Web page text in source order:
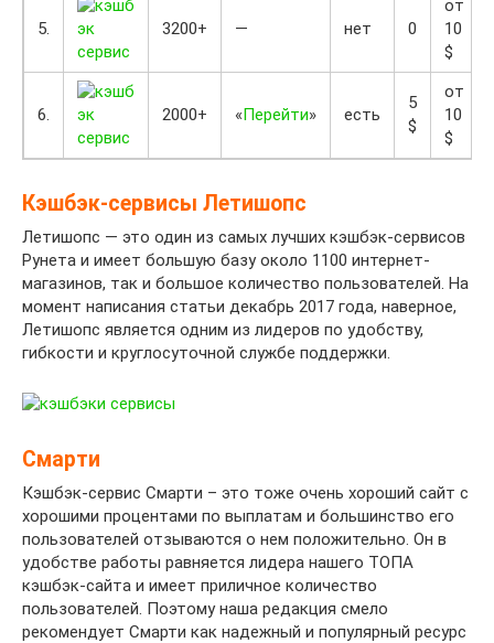
5. 3200+ — нет 0
от
10
$
6. 2000+ «Перейти» есть
5
$
от
10
$
Кэшбэк-сервисы Летишопс
Летишопс — это один из самых лучших кэшбэк-сервисов
Рунета и имеет большую базу около 1100 интернет-
магазинов, так и большое количество пользователей. На
момент написания статьи декабрь 2017 года, наверное,
Летишопс является одним из лидеров по удобству,
гибкости и круглосуточной службе поддержки.
Смарти
Кэшбэк-сервис Смарти – это тоже очень хороший сайт с
хорошими процентами по выплатам и большинство его
пользователей отзываются о нем положительно. Он в
удобстве работы равняется лидера нашего ТОПА
кэшбэк-сайта и имеет приличное количество
пользователей. Поэтому наша редакция смело
рекомендует Смарти как надежный и популярный ресурс